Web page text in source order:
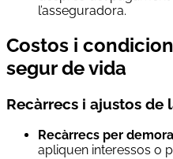
l’asseguradora.
Costos i
segur de vida
Recàrrecs i ajustos de
Recàrrecs per
apliquen interessos o